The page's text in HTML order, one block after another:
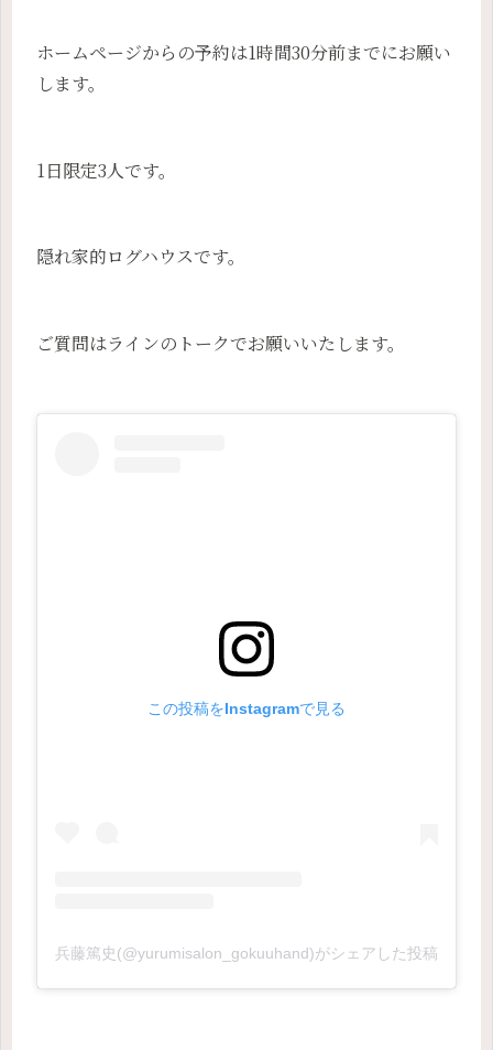
ホームページからの予約は1時間30分前までにお願い
します。
1日限定3人です。
隠れ家的ログハウスです。
ご質問はラインのトークでお願いいたします。
この投稿をInstagramで見る
兵藤篤史(@yurumisalon_gokuuhand)がシェアした投稿